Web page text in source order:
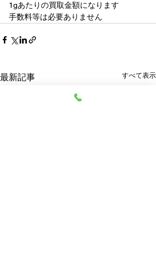
1gあたりの買取金額になります
手数料等は必要ありません
最新記事 すべて表示